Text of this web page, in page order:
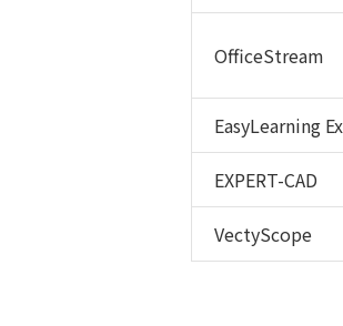
OfficeStream
EasyLearning
EXPERT-CAD
VectyScope